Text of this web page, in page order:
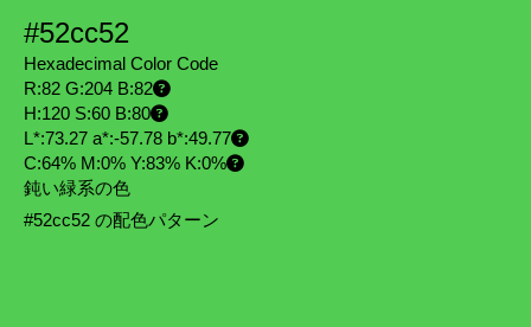
#52cc52
Hexadecimal Color Code
R:82 G:204 B:82
H:120 S:60 B:80
L*:73.27 a*:-57.78 b*:49.77
C:64% M:0% Y:83% K:0%
鈍い緑系の色
#52cc52 の配色パターン